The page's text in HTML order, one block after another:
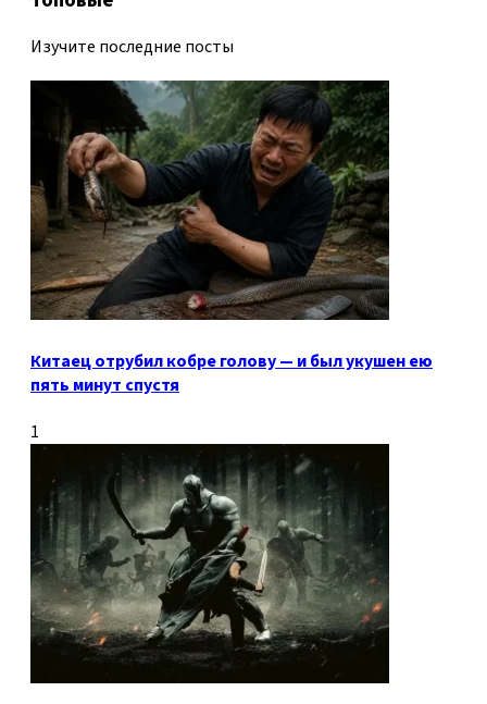
Изучите последние посты
Китаец отрубил кобре голову — и был укушен ею
пять минут спустя
1